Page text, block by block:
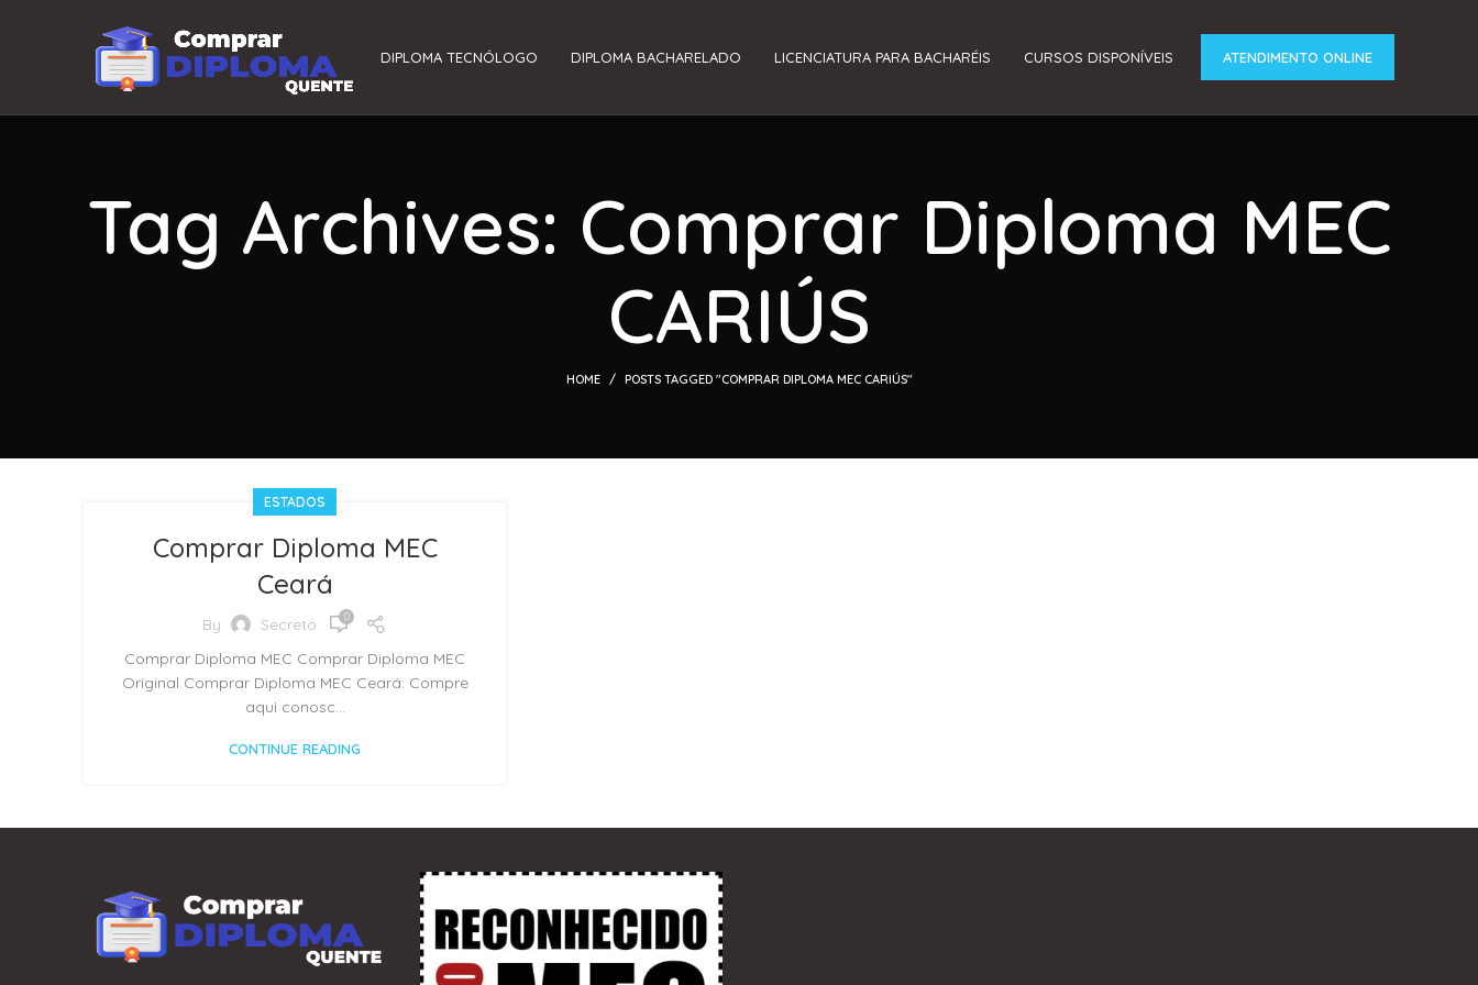
DIPLOMA TECNÓLOGO DIPLOMA BACHARELADO LICENCIATURA PARA BACHARÉIS CURSOS DISPONÍVEIS ATENDIMENTO ONLINE
Tag Archives: Comprar Diploma MEC
CARIÚS
HOME POSTS TAGGED "COMPRAR DIPLOMA MEC CARIÚS"
ESTADOS
Comprar Diploma MEC
Ceará
By Secreto 0
Comprar Diploma MEC Comprar Diploma MEC
Original Comprar Diploma MEC Ceará: Compre
aqui conosc...
CONTINUE READING